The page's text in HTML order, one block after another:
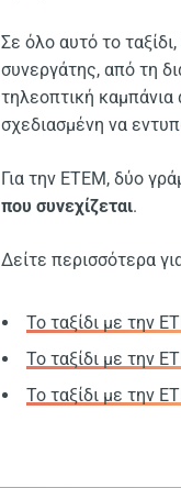
Σε όλο αυτό το
συνεργάτης, από τη
τηλεοπτική
σχεδιασμένη να
Για την ΕΤΕΜ, δύο
που συνεχίζεται.
Δείτε περισσότερα
Το ταξίδι με την
Το ταξίδι με την
Το ταξίδι με την